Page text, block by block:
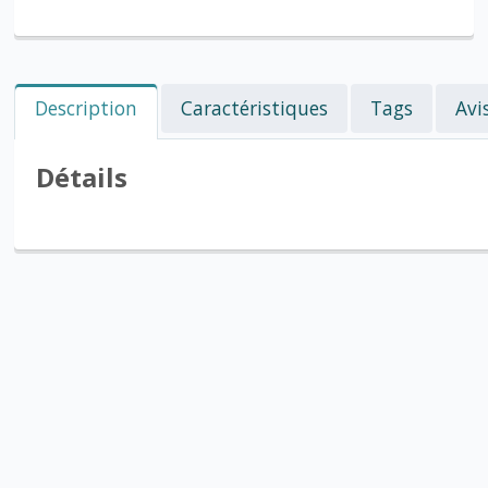
Description Caractéristiques Tags
Détails